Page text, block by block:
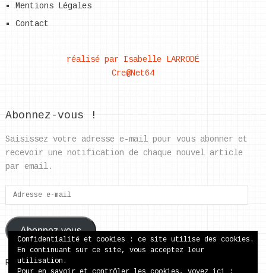
Mentions Légales
Contact
réalisé par Isabelle LARRODÉ
Cre@Net64
Abonnez-vous !
Saisissez votre adresse e-mail pour vous abonner et
recevoir une notification de chaque nouvel article
par email.
Adresse
e-
mail
Abonnez-vous
Rejoignez les 37 autres abonnés
Confidentialité et cookies : ce site utilise des cookies.
En continuant sur ce site, vous acceptez leur
utilisation.